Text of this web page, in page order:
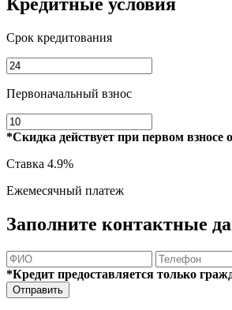
Кредитные условия
Срок кредитования
Первоначальный взнос
*Скидка действует при первом взносе
Ставка 4.9%
Ежемесячный платеж
Заполните контактные
*Кредит предоставляется только
Отправить